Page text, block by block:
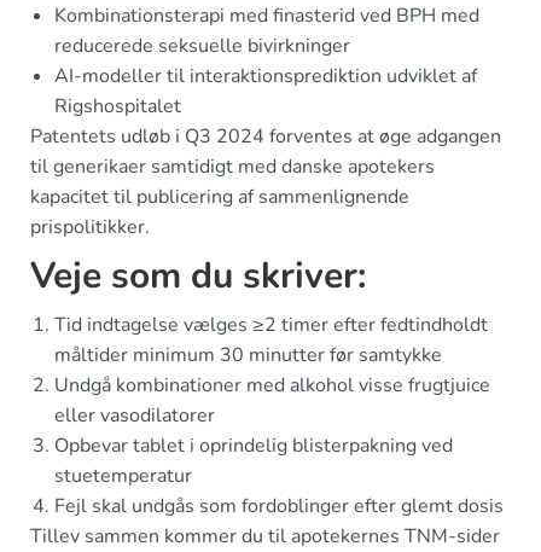
Kombinationsterapi med finasterid ved BPH med
reducerede seksuelle bivirkninger
AI-modeller til interaktionsprediktion udviklet af
Rigshospitalet
Patentets udløb i Q3 2024 forventes at øge adgangen
til generikaer samtidigt med danske apotekers
kapacitet til publicering af sammenlignende
prispolitikker.
Veje som du skriver:
Tid indtagelse vælges ≥2 timer efter fedtindholdt
måltider minimum 30 minutter før samtykke
Undgå kombinationer med alkohol visse frugtjuice
eller vasodilatorer
Opbevar tablet i oprindelig blisterpakning ved
stuetemperatur
Fejl skal undgås som fordoblinger efter glemt dosis
Tillev sammen kommer du til apotekernes TNM-sider